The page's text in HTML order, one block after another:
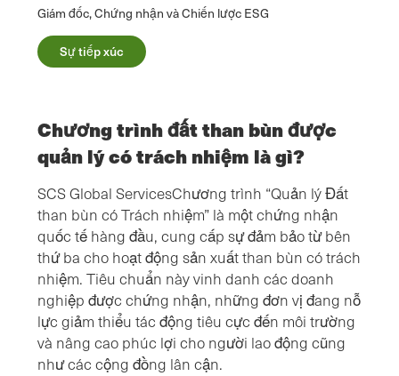
Giám đốc, Chứng nhận và Chiến lược ESG
Sự tiếp xúc
Chương trình đất than bùn được
quản lý có trách nhiệm là gì?
SCS Global ServicesChương trình “Quản lý Đất
than bùn có Trách nhiệm” là một chứng nhận
quốc tế hàng đầu, cung cấp sự đảm bảo từ bên
thứ ba cho hoạt động sản xuất than bùn có trách
nhiệm. Tiêu chuẩn này vinh danh các doanh
nghiệp được chứng nhận, những đơn vị đang nỗ
lực giảm thiểu tác động tiêu cực đến môi trường
và nâng cao phúc lợi cho người lao động cũng
như các cộng đồng lân cận.